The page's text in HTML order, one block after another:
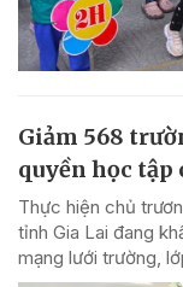
Giảm 568
quyền học tập
Thực hiện chủ
tỉnh Gia Lai đang
mạng lưới trường,